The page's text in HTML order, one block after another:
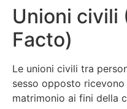
Unioni civili
Facto)
Le unioni civili tra
sesso opposto
matrimonio ai fini della